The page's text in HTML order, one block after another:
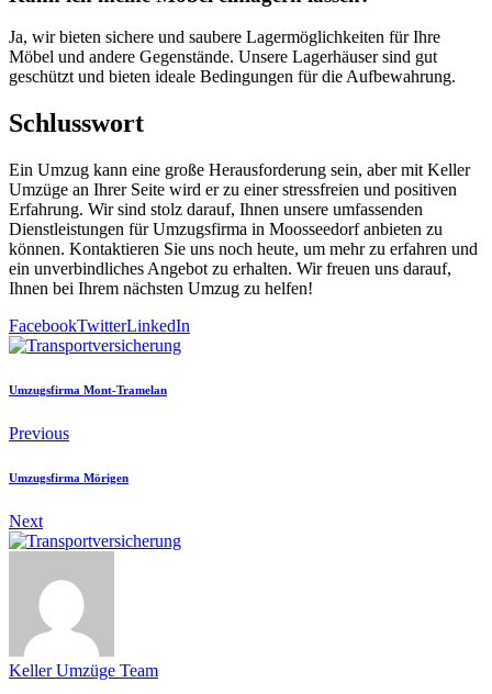
Ja, wir bieten sichere und saubere Lagermöglichkeiten für Ihre
Möbel und andere Gegenstände. Unsere Lagerhäuser sind gut
geschützt und bieten ideale Bedingungen für die Aufbewahrung.
Schlusswort
Ein Umzug kann eine große Herausforderung sein, aber mit Keller
Umzüge an Ihrer Seite wird er zu einer stressfreien und positiven
Erfahrung. Wir sind stolz darauf, Ihnen unsere umfassenden
Dienstleistungen für Umzugsfirma in Moosseedorf anbieten zu
können. Kontaktieren Sie uns noch heute, um mehr zu erfahren und
ein unverbindliches Angebot zu erhalten. Wir freuen uns darauf,
Ihnen bei Ihrem nächsten Umzug zu helfen!
FacebookTwitterLinkedIn
Umzugsfirma Mont-Tramelan
Previous
Umzugsfirma Mörigen
Next
Keller Umzüge Team